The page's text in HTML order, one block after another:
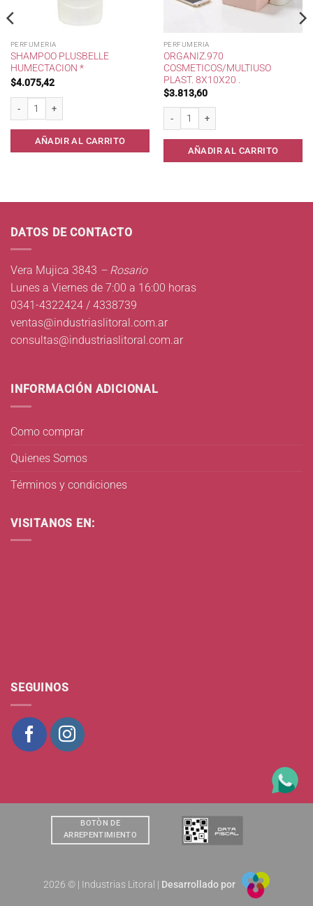
PERFUMERIA
SHAMPOO PLUSBELLE
HUMECTACION *
$4.075,42
Shampoo Plusbelle Humectacion * cantidad
AÑADIR AL CARRITO
PERFUMERIA
ORGANIZ.970
COSMETICOS/MULTIUSO
PLAST. 8X10X20 .
$3.813,60
Organiz.970 Cosmeticos/Multiuso
AÑADIR AL CARRITO
DATOS DE CONTACTO
Vera Mujica 3843 – Rosario
Lunes a Viernes de 7:00 a 16:00 horas
0341-4322424 / 4338739
ventas@industriaslitoral.com.ar
consultas@industriaslitoral.com.ar
INFORMACIÓN ADICIONAL
Como comprar
Quienes Somos
Términos y condiciones
VISITANOS EN:
SEGUINOS
BOTÒN DE
ARREPENTIMIENTO
2026 © | Industrias Litoral | Desarrollado por